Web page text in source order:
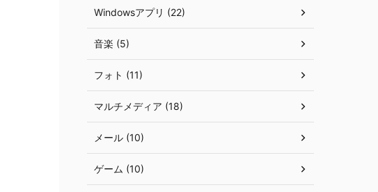
Windowsアプリ (22)
音楽 (5)
フォト (11)
マルチメディア (18)
メール (10)
ゲーム (10)